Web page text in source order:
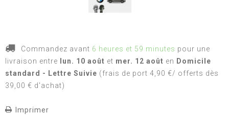
Commandez avant 6 heures et 59 minutes pour une
livraison entre lun. 10 août et mer. 12 août en Domicile
standard - Lettre Suivie (frais de port 4,90 €/ offerts dès
39,00 € d'achat)
Imprimer